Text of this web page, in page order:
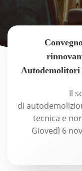
Il
di
tecnica e
Giovedì 6